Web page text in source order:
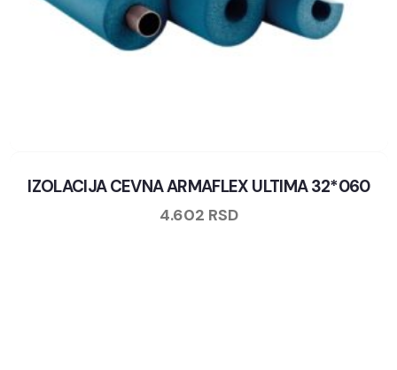
IZOLACIJA CEVNA ARMAFLEX ULTIMA 32*060
4.602 RSD